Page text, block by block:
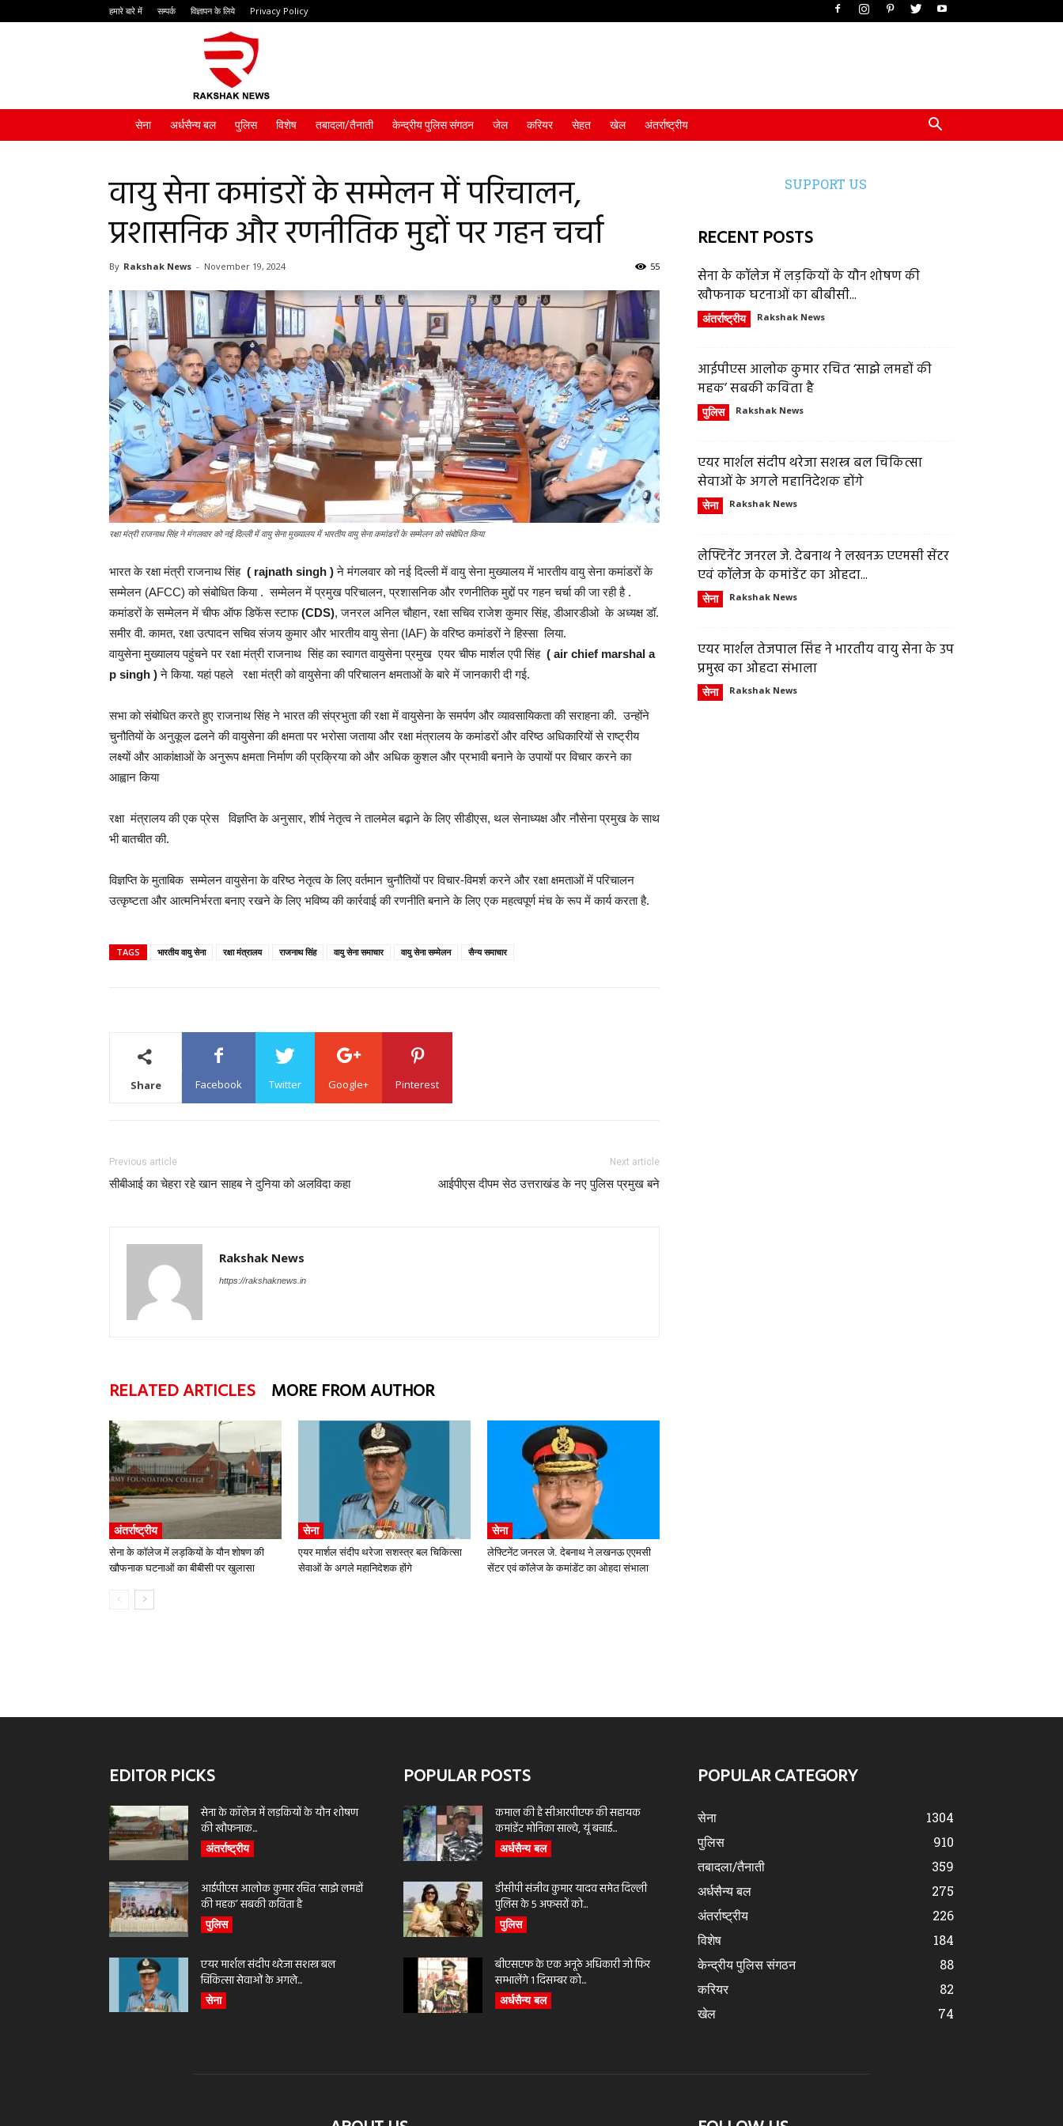
हमारे बारे में सम्पर्क विज्ञापन के लिये Privacy Policy
सेना अर्धसैन्य बल पुलिस विशेष तबादला/तैनाती केन्द्रीय पुलिस संगठन जेल करियर सेहत खेल अंतर्राष्ट्रीय
वायु सेना कमांडरों के सम्मेलन में परिचालन,
प्रशासनिक और रणनीतिक मुद्दों पर गहन चर्चा
By Rakshak News - November 19, 2024 55
रक्षा मंत्री राजनाथ सिंह ने मंगलवार को नई दिल्ली में वायु सेना मुख्यालय में भारतीय वायु सेना कमांडरों के सम्मेलन को संबोधित किया
भारत के रक्षा मंत्री राजनाथ सिंह ( rajnath singh )ने मंगलवार को नई दिल्ली में वायु सेना मुख्यालय में भारतीय वायु सेना कमांडरों के
सम्मेलन (AFCC) को संबोधित किया . सम्मेलन में प्रमुख परिचालन, प्रशासनिक और रणनीतिक मुद्दों पर गहन चर्चा की जा रही है .
कमांडरों के सम्मेलन में चीफ ऑफ डिफेंस स्टाफ(CDS), जनरल अनिल चौहान, रक्षा सचिव राजेश कुमार सिंह, डीआरडीओ के अध्यक्ष डॉ.
समीर वी. कामत, रक्षा उत्पादन सचिव संजय कुमार और भारतीय वायु सेना (IAF) के वरिष्ठ कमांडरों ने हिस्सा लिया.
वायुसेना मुख्यालय पहुंचने पर रक्षा मंत्री राजनाथ सिंह का स्वागत वायुसेना प्रमुख एयर चीफ मार्शल एपी सिंह( air chief marshal a
p singh )ने किया. यहां पहले रक्षा मंत्री को वायुसेना की परिचालन क्षमताओं के बारे में जानकारी दी गई.
सभा को संबोधित करते हुए राजनाथ सिंह ने भारत की संप्रभुता की रक्षा में वायुसेना के समर्पण और व्यावसायिकता की सराहना की. उन्होंने
चुनौतियों के अनुकूल ढलने की वायुसेना की क्षमता पर भरोसा जताया और रक्षा मंत्रालय के कमांडरों और वरिष्ठ अधिकारियों से राष्ट्रीय
लक्ष्यों और आकांक्षाओं के अनुरूप क्षमता निर्माण की प्रक्रिया को और अधिक कुशल और प्रभावी बनाने के उपायों पर विचार करने का
आह्वान किया
रक्षा मंत्रालय की एक प्रेस विज्ञप्ति के अनुसार, शीर्ष नेतृत्व ने तालमेल बढ़ाने के लिए सीडीएस, थल सेनाध्यक्ष और नौसेना प्रमुख के साथ
भी बातचीत की.
विज्ञप्ति के मुताबिक सम्मेलन वायुसेना के वरिष्ठ नेतृत्व के लिए वर्तमान चुनौतियों पर विचार-विमर्श करने और रक्षा क्षमताओं में परिचालन
उत्कृष्टता और आत्मनिर्भरता बनाए रखने के लिए भविष्य की कार्रवाई की रणनीति बनाने के लिए एक महत्वपूर्ण मंच के रूप में कार्य करता है.
TAGS भारतीय वायु सेना रक्षा मंत्रालय राजनाथ सिंह वायु सेना समाचार वायु सेना सम्मेलन सैन्य समाचार
Share Facebook Twitter Google+ Pinterest
Previous article
सीबीआई का चेहरा रहे खान साहब ने दुनिया को अलविदा कहा
Next article
आईपीएस दीपम सेठ उत्तराखंड के नए पुलिस प्रमुख बने
Rakshak News
https://rakshaknews.in
RELATED ARTICLES MORE FROM AUTHOR
अंतर्राष्ट्रीय
सेना के कॉलेज में लड़कियों के यौन शोषण की
खौफनाक घटनाओं का बीबीसी पर खुलासा
सेना
एयर मार्शल संदीप थरेजा सशस्त्र बल चिकित्सा
सेवाओं के अगले महानिदेशक होंगे
सेना
लेफ्टिनेंट जनरल जे. देबनाथ ने लखनऊ एएमसी
सेंटर एवं कॉलेज के कमांडेंट का ओहदा संभाला
SUPPORT US
RECENT POSTS
सेना के कॉलेज में लड़कियों के यौन शोषण की
खौफनाक घटनाओं का बीबीसी...
अंतर्राष्ट्रीय Rakshak News
आईपीएस आलोक कुमार रचित ‘साझे लमहों की
महक’ सबकी कविता है
पुलिस Rakshak News
एयर मार्शल संदीप थरेजा सशस्त्र बल चिकित्सा
सेवाओं के अगले महानिदेशक होंगे
सेना Rakshak News
लेफ्टिनेंट जनरल जे. देबनाथ ने लखनऊ एएमसी सेंटर
एवं कॉलेज के कमांडेंट का ओहदा...
सेना Rakshak News
एयर मार्शल तेजपाल सिंह ने भारतीय वायु सेना के उप
प्रमुख का ओहदा संभाला
सेना Rakshak News
EDITOR PICKS
सेना के कॉलेज में लड़कियों के यौन शोषण
की खौफनाक...
अंतर्राष्ट्रीय
आईपीएस आलोक कुमार रचित ‘साझे लमहों
की महक’ सबकी कविता है
पुलिस
एयर मार्शल संदीप थरेजा सशस्त्र बल
चिकित्सा सेवाओं के अगले...
सेना
POPULAR POSTS
कमाल की है सीआरपीएफ की सहायक
कमांडेंट मोनिका साल्वे, यूं बचाई...
अर्धसैन्य बल
डीसीपी संजीव कुमार यादव समेत दिल्ली
पुलिस के 5 अफसरों को...
पुलिस
बीएसएफ के एक अनूठे अधिकारी जो फिर
सम्भालेंगे 1 दिसम्बर को...
अर्धसैन्य बल
POPULAR CATEGORY
सेना
1304
पुलिस
910
तबादला/तैनाती
359
अर्धसैन्य बल
275
अंतर्राष्ट्रीय
226
विशेष
184
केन्द्रीय पुलिस संगठन
88
करियर
82
खेल
74